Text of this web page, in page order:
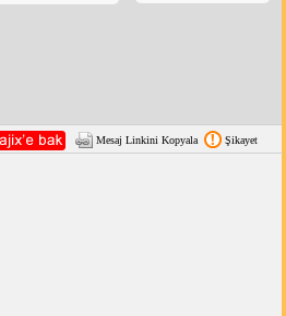
Mesaj Linkini Kopyala Şikayet